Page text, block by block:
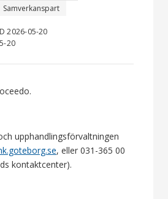
Samverkanspart
2026-05-20
20
upphandlingsförvaltningen
, eller 031-365 00
kontaktcenter).